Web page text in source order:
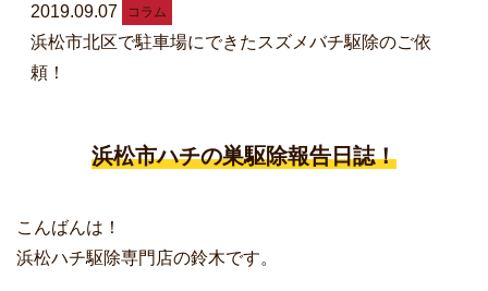
2019.09.07 コラム
浜松市北区で駐車場にできたスズメバチ駆除のご依
頼！
浜松市ハチの巣駆除報告日誌！
こんばんは！
浜松ハチ駆除専門店の鈴木です。